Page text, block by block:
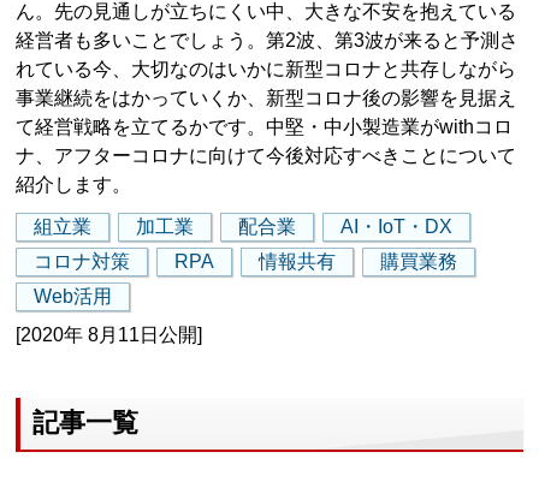
ん。先の見通しが立ちにくい中、大きな不安を抱えている
経営者も多いことでしょう。第2波、第3波が来ると予測さ
れている今、大切なのはいかに新型コロナと共存しながら
事業継続をはかっていくか、新型コロナ後の影響を見据え
て経営戦略を立てるかです。中堅・中小製造業がwithコロ
ナ、アフターコロナに向けて今後対応すべきことについて
紹介します。
組立業 加工業 配合業
AI・IoT・DX
コロナ対策
RPA 情報共有
購買業務
Web活用
[2020年 8月11日公開]
記事一覧